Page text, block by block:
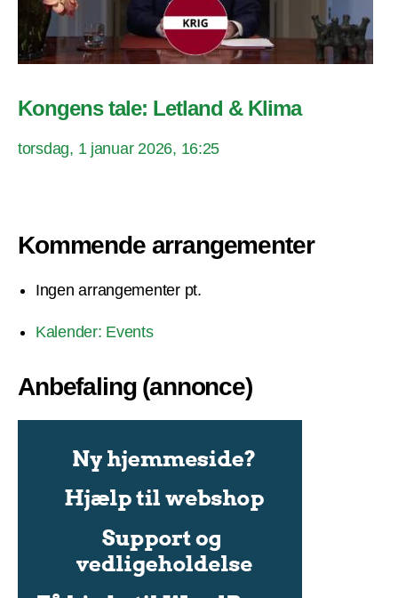
Kongens tale: Letland & Klima
torsdag, 1 januar 2026, 16:25
Kommende arrangementer
Ingen arrangementer pt.
Kalender: Events
Anbefaling (annonce)